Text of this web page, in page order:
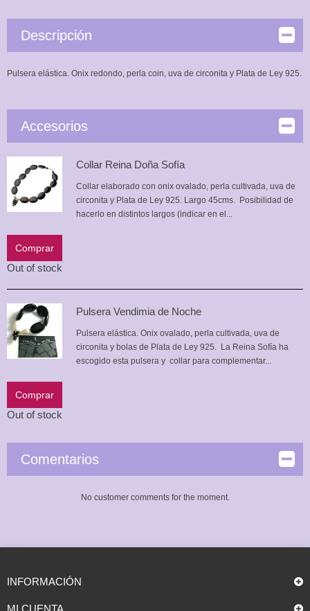
Descripción
Pulsera elástica. Onix redondo, perla coin, uva de circonita y Plata de Ley 925.
Accesorios
Collar Reina Doña Sofía
Collar elaborado con onix ovalado, perla cultivada, uva de
circonita y Plata de Ley 925. Largo 45cms. Posibilidad de
hacerlo en distintos largos (indicar en el...
Comprar
Out of stock
Pulsera Vendimia de Noche
Pulsera elástica. Onix ovalado, perla cultivada, uva de
circonita y bolas de Plata de Ley 925. La Reina Sofía ha
escogido esta pulsera y collar para complementar...
Comprar
Out of stock
Comentarios
No customer comments for the moment.
INFORMACIÓN
MI CUENTA